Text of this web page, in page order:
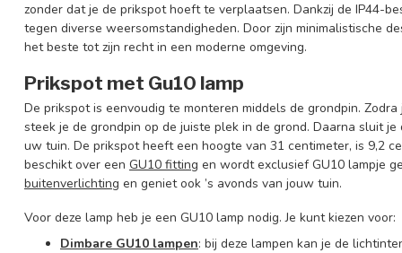
zonder dat je de prikspot hoeft te verplaatsen. Dankzij de IP44-
tegen diverse weersomstandigheden. Door zijn minimalistische
het beste tot zijn recht in een moderne omgeving.
Prikspot met Gu10 lamp
De prikspot is eenvoudig te monteren middels de grondpin.
steek je de grondpin op de juiste plek in de grond. Daarna sluit
uw tuin. De prikspot heeft een hoogte van 31 centimeter, is 9,2
beschikt over een GU10 fitting en wordt exclusief GU10 lampje
buitenverlichting en geniet ook ’s avonds van jouw tuin.
Voor deze lamp heb je een GU10 lamp nodig. Je kunt kiezen voor:
Dimbare GU10 lampen: bij deze lampen kan je de